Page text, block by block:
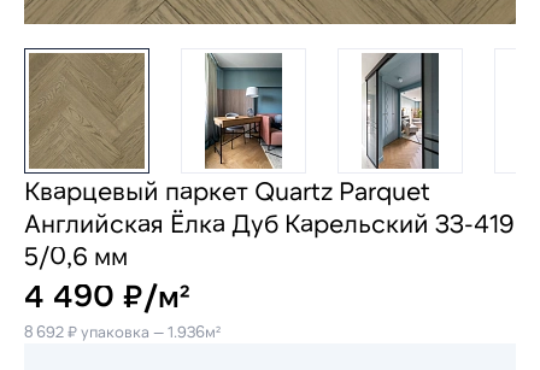
Кварцевый паркет Quartz Parquet
Английская Ёлка Дуб Карельский 33-419
5/0,6 мм
4 490 ₽/м²
8 692 ₽ упаковка — 1.936м²